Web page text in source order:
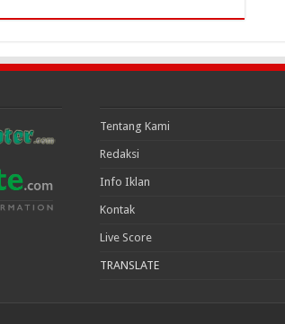
Tentang Kami
Redaksi
Info Iklan
Kontak
Live Score
TRANSLATE